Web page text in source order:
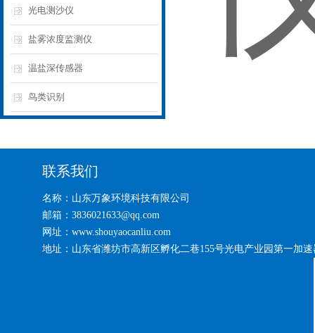
光电测沙仪
盐雾浓度监测仪
温盐深传感器
鸟类识别
联系我们
名称：山东万象环境科技有限公司
邮箱：3836021633@qq.com
网址：www.shouyaocanliu.com
地址：山东省潍坊市高新区孵化二巷155号光电产业园第一加